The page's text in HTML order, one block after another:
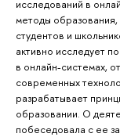
исследований в
методы
студентов и
активно исследует
в онлайн-системах,
современных
разрабатывает
образовании. О
побеседовала с ее